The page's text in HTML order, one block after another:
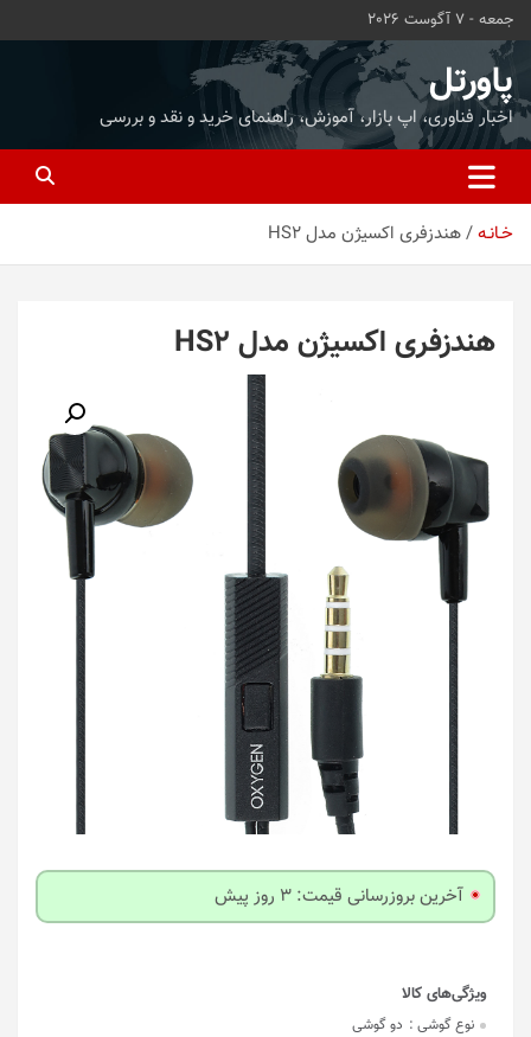
محتوا
بروید
جمعه - 7 آگوست 2026
پاورتل
اخبار فناوری، اپ بازار، آموزش، راهنمای خرید و نقد و بررسی
خـانـه هندزفری اکسیژن مدل HS2
هندزفری اکسیژن مدل HS2
آخرین بروزرسانی قیمت: 3 روز پیش
نوع گوشی : دو گوشی